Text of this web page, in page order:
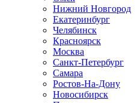
Нижний Новгород
Екатеринбург
Челябинск
Красноярск
Москва
Санкт-Петербург
Самара
Ростов-На-Дону
Новосибирск